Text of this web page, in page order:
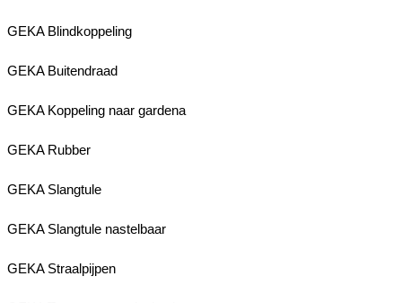
GEKA Blindkoppeling
GEKA Buitendraad
GEKA Koppeling naar gardena
GEKA Rubber
GEKA Slangtule
GEKA Slangtule nastelbaar
GEKA Straalpijpen